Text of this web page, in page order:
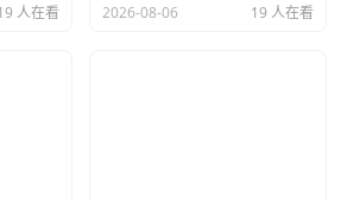
人在看 2026-08-06 19 人在看